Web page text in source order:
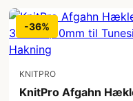
-36%
KNITPRO
KnitPro Afgahn